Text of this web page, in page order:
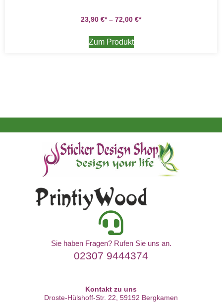
23,90 € – 72,00 €
Zum Produkt
Sie haben Fragen? Rufen Sie uns an.
02307 9444374
Kontakt zu uns
Droste-Hülshoff-Str. 22, 59192 Bergkamen